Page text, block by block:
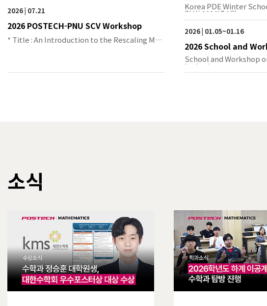
2026 | 07.21
2026 POSTECH-PNU SCV Workshop
* Title : An Introduction to the Rescaling Met
Korea PDE Winter
일시: 2026년 1월 …
2026 | 01.05~01.16
2026 School and
ndles on Algebraic
School and Workshop
lgebraic …
소식